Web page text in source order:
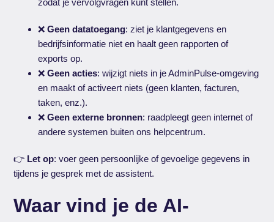
zodat je vervolgvragen kunt stellen.
❌Geen datatoegang: ziet je klantgegevens en
bedrijfsinformatie niet en haalt geen rapporten of
exports op.
❌Geen acties: wijzigt niets in je AdminPulse-omgeving
en maakt of activeert niets (geen klanten, facturen,
taken, enz.).
❌Geen externe bronnen: raadpleegt geen internet of
andere systemen buiten ons helpcentrum.
👉 Let op: voer geen persoonlijke of gevoelige gegevens in
tijdens je gesprek met de assistent.
Waar vind je de AI-